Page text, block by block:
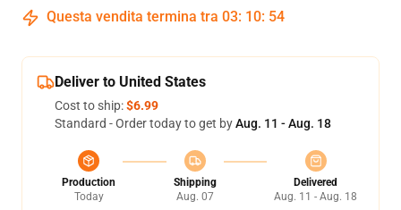
Questa vendita termina tra 03: 10: 54
Deliver to United States
Cost to ship:$6.99
Standard - Order today to get byAug. 11 - Aug. 18
Production
Today
Shipping
Aug. 07
Delivered
Aug. 11 - Aug. 18